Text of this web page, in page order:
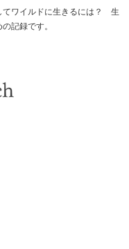
てワイルドに生きるには？ 生
記録です。